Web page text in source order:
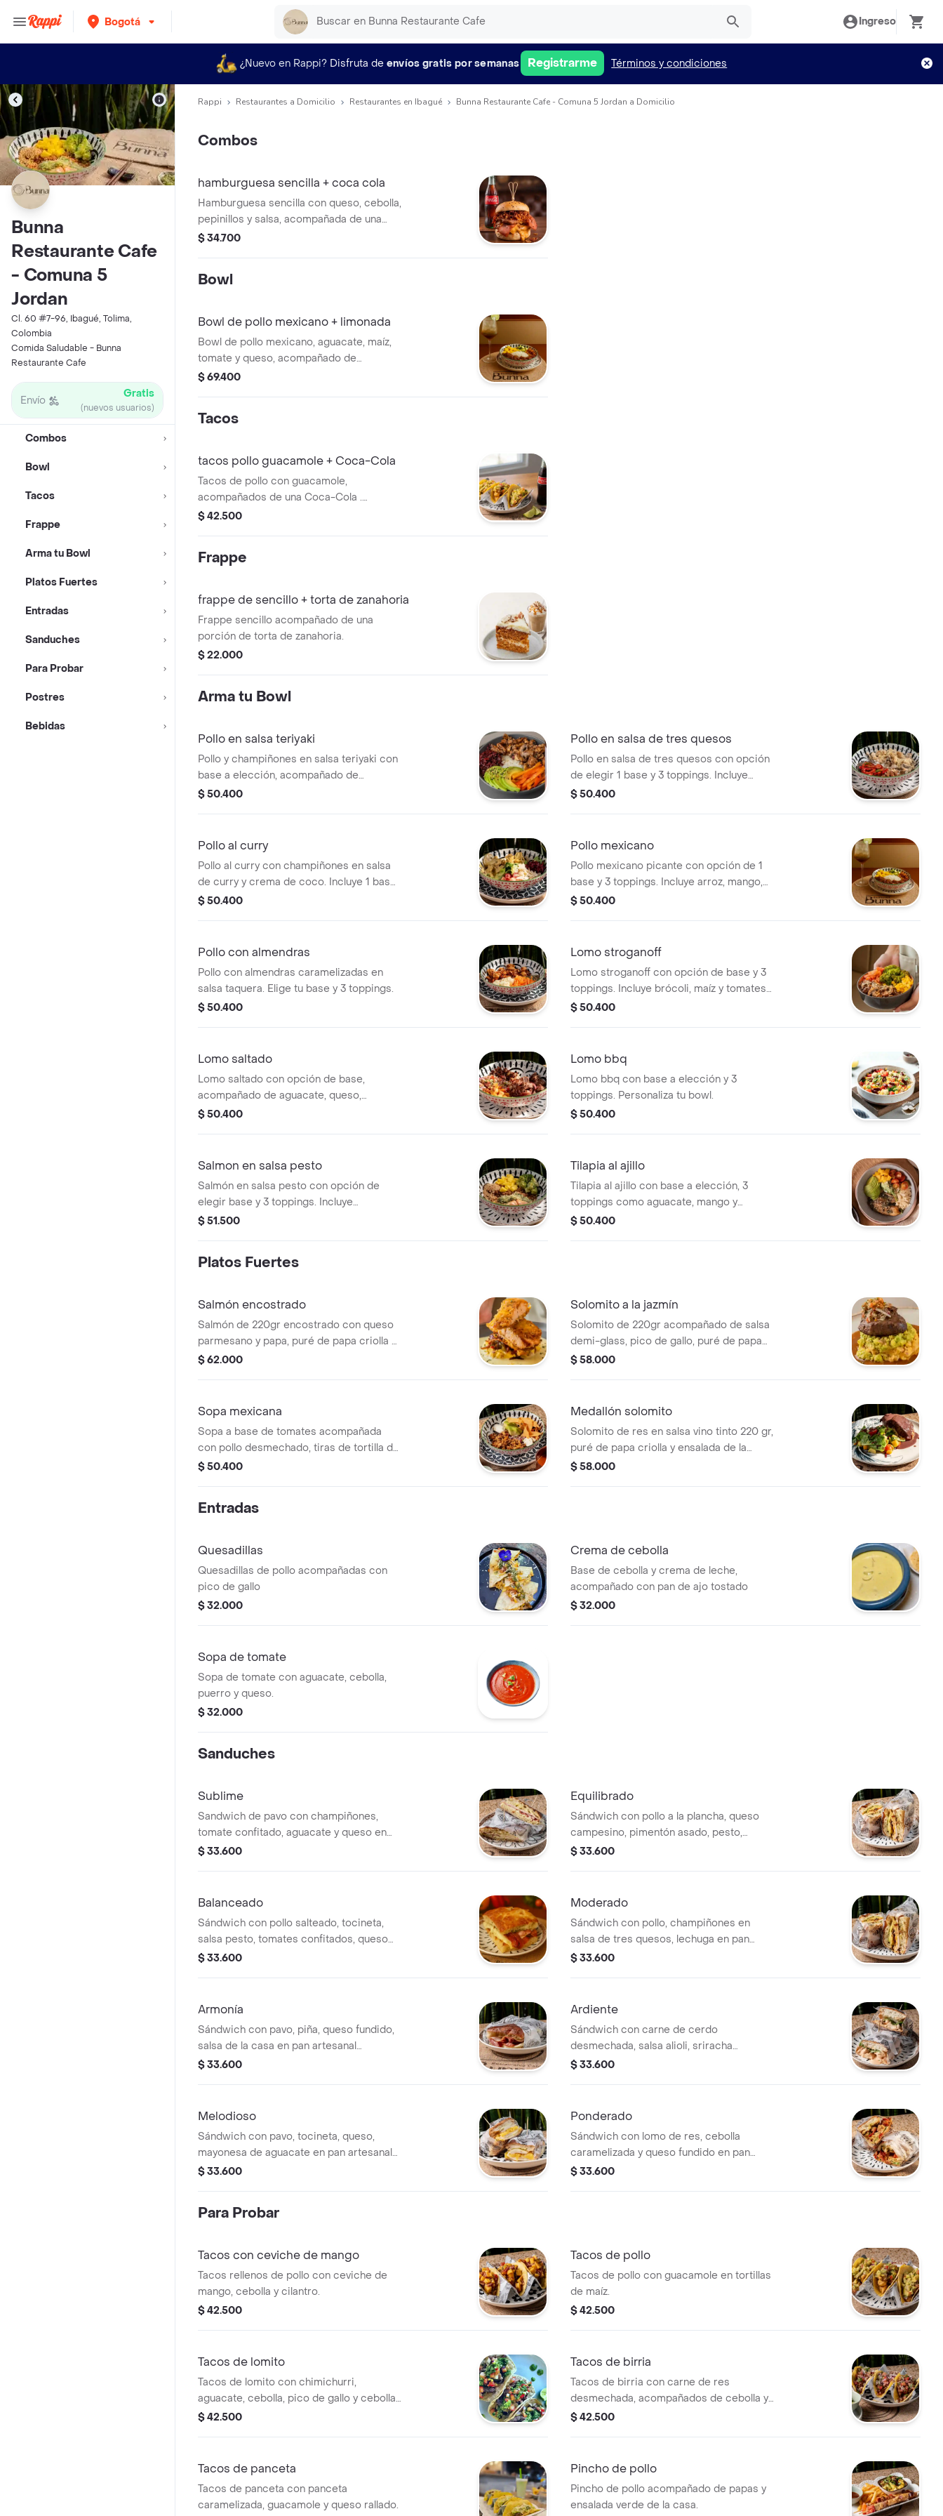
Bogotá Ingreso
¿Nuevo en Rappi? Disfruta de envíos gratis por semanas Registrarme Términos y condiciones
Bunna
Restaurante Cafe
- Comuna 5
Jordan
Cl. 60 #7-96, Ibagué, Tolima,
Colombia
Comida Saludable - Bunna
Restaurante Cafe
Envío Gratis
(nuevos usuarios)
Combos
Bowl
Tacos
Frappe
Arma tu Bowl
Platos Fuertes
Entradas
Sanduches
Para Probar
Postres
Bebidas
Rappi Restaurantes a Domicilio Restaurantes en Ibagué Bunna Restaurante Cafe - Comuna 5 Jordan a Domicilio
Combos
hamburguesa sencilla + coca cola
Hamburguesa sencilla con queso, cebolla,
pepinillos y salsa, acompañada de una
Coca Cola.
$ 34.700
Bowl
Bowl de pollo mexicano + limonada
Bowl de pollo mexicano, aguacate, maíz,
tomate y queso, acompañado de
limonada natural.
$ 69.400
Tacos
tacos pollo guacamole + Coca-Cola
Tacos de pollo con guacamole,
acompañados de una Coca-Cola .
Incluyen cebolla y cilantro.
$ 42.500
Frappe
frappe de sencillo + torta de zanahoria
Frappe sencillo acompañado de una
porción de torta de zanahoria.
$ 22.000
Arma tu Bowl
Pollo en salsa teriyaki
Pollo y champiñones en salsa teriyaki con
base a elección, acompañado de
aguacate, zanahoria y remolacha.
$ 50.400
Pollo en salsa de tres quesos
Pollo en salsa de tres quesos con opción
de elegir 1 base y 3 toppings. Incluye
champiñones.
$ 50.400
Pollo al curry
Pollo al curry con champiñones en salsa
de curry y crema de coco. Incluye 1 base
y 3 toppings a elección.
$ 50.400
Pollo mexicano
Pollo mexicano picante con opción de 1
base y 3 toppings. Incluye arroz, mango,
aguacate, maduro
$ 50.400
Pollo con almendras
Pollo con almendras caramelizadas en
salsa taquera. Elige tu base y 3 toppings.
$ 50.400
Lomo stroganoff
Lomo stroganoff con opción de base y 3
toppings. Incluye brócoli, maíz y tomates
cherry.
$ 50.400
Lomo saltado
Lomo saltado con opción de base,
acompañado de aguacate, queso,
zanahoria y pimientos.
$ 50.400
Lomo bbq
Lomo bbq con base a elección y 3
toppings. Personaliza tu bowl.
$ 50.400
Salmon en salsa pesto
Salmón en salsa pesto con opción de
elegir base y 3 toppings. Incluye
ingredientes visibles como brócoli,
$ 51.500
Tilapia al ajillo
Tilapia al ajillo con base a elección, 3
toppings como aguacate, mango y
tomate cherry.
$ 50.400
Platos Fuertes
Salmón encostrado
Salmón de 220gr encostrado con queso
parmesano y papa, puré de papa criolla y
verduras salteadas en salsa de coco
$ 62.000
Solomito a la jazmín
Solomito de 220gr acompañado de salsa
demi-glass, pico de gallo, puré de papa
criolla y una cama de guacamole
$ 58.000
Sopa mexicana
Sopa a base de tomates acompañada
con pollo desmechado, tiras de tortilla de
maíz, aguacate, crema de leche, y pico de
$ 50.400
Medallón solomito
Solomito de res en salsa vino tinto 220 gr,
puré de papa criolla y ensalada de la
casa.
$ 58.000
Entradas
Quesadillas
Quesadillas de pollo acompañadas con
pico de gallo
$ 32.000
Crema de cebolla
Base de cebolla y crema de leche,
acompañado con pan de ajo tostado
$ 32.000
Sopa de tomate
Sopa de tomate con aguacate, cebolla,
puerro y queso.
$ 32.000
Sanduches
Sublime
Sandwich de pavo con champiñones,
tomate confitado, aguacate y queso en
pan artesanal focaccia o finas hievas
$ 33.600
Equilibrado
Sándwich con pollo a la plancha, queso
campesino, pimentón asado, pesto,
lechuga en pan artesanal focaccia o finas
$ 33.600
Balanceado
Sándwich con pollo salteado, tocineta,
salsa pesto, tomates confitados, queso
en pan artesanal focaccia o finas hievas
$ 33.600
Moderado
Sándwich con pollo, champiñones en
salsa de tres quesos, lechuga en pan
artesanal focaccia o finas hievas (Elije el
$ 33.600
Armonía
Sándwich con pavo, piña, queso fundido,
salsa de la casa en pan artesanal
focaccia o finas hievas (Elije el pan en Tù
$ 33.600
Ardiente
Sándwich con carne de cerdo
desmechada, salsa alioli, sriracha
(picante), lechuga, zanahoria, cilantro,
orden)
$ 33.600
Melodioso
Sándwich con pavo, tocineta, queso,
mayonesa de aguacate en pan artesanal
focaccia o finas hievas (Elije el pan en Tù
$ 33.600
Ponderado
Sándwich con lomo de res, cebolla
caramelizada y queso fundido en pan
artesanal focaccia. Elige el tipo de pan en
$ 33.600
Para Probar
Tacos con ceviche de mango
Tacos rellenos de pollo con ceviche de
mango, cebolla y cilantro.
$ 42.500
Tacos de pollo
Tacos de pollo con guacamole en tortillas
de maíz.
$ 42.500
Tacos de lomito
Tacos de lomito con chimichurri,
aguacate, cebolla, pico de gallo y cebolla
caramelizada.
$ 42.500
Tacos de birria
Tacos de birria con carne de res
desmechada, acompañados de cebolla y
cilantro.
$ 42.500
Tacos de panceta
Tacos de panceta con panceta
caramelizada, guacamole y queso rallado.
Pincho de pollo
Pincho de pollo acompañado de papas y
ensalada verde de la casa.